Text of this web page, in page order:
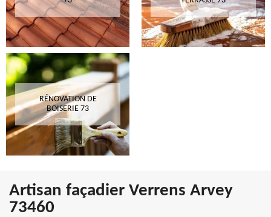
RÉNOVATION DE
BOISERIE 73
Artisan façadier Verrens Arvey
73460